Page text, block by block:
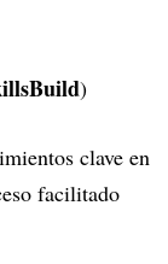
)
clave en
facilitado